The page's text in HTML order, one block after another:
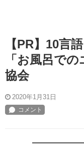
【PR】10言
「お風呂で
協会
2020年1月31日